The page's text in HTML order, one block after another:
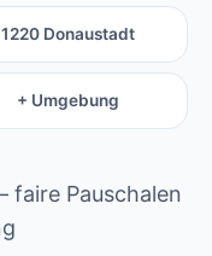
1220 Donaustadt
+ Umgebung
faire Pauschalen